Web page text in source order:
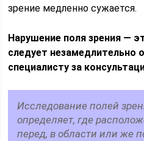
зрение медленно сужается.
Нарушение поля зрения —
следует незамедлительно
специалисту за
Исследование полей
определяет, где
перед, в области или же